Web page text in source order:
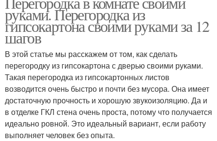
руками. Перегородка из
гипсокартона своими руками за 12
шагов
В этой статье мы расскажем от том, как сделать
перегородку из гипсокартона с дверью своими руками.
Такая перегородка из гипсокартонных листов
возводится очень быстро и почти без мусора. Она имеет
достаточную прочность и хорошую звукоизоляцию. Да и
в отделке ГКЛ стена очень проста, потому что получается
идеально ровной. Это идеальный вариант, если работу
выполняет человек без опыта.